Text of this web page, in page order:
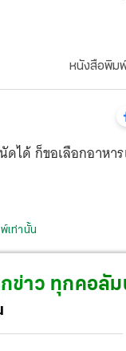
หนังสือพิม
ด้ ก็ขอเลือกอาหา
เท่านั้น
ข่าว ทุกคอลั